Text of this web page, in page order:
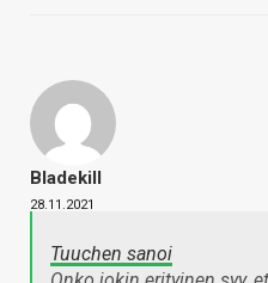
Bladekill
28.11.2021
Tuuchen sanoi